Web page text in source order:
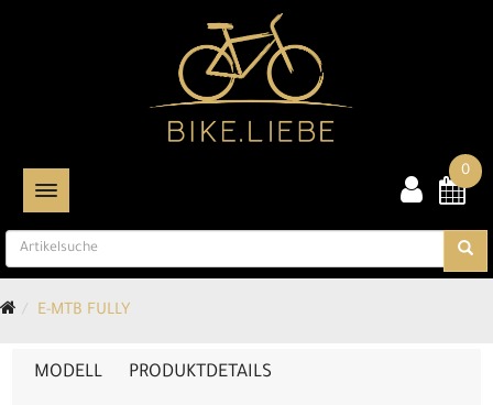
TOGGLE NAVIGATION
0
E-MTB FULLY
MODELL PRODUKTDETAILS